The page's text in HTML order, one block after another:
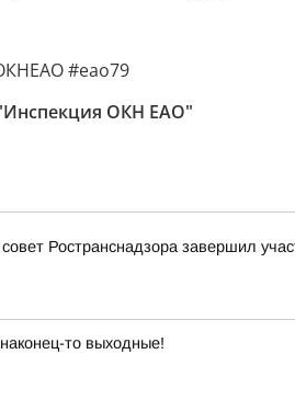
#еао79
ОКН ЕАО"
Ространснадзора завершил
то выходные!